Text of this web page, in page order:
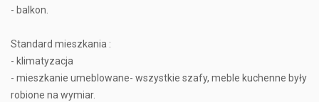
- balkon.
Standard mieszkania :
- klimatyzacja
- mieszkanie umeblowane- wszystkie szafy, meble kuchenne były
robione na wymiar.